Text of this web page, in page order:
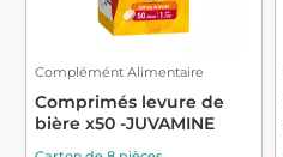
Complémént Alimentaire
Comprimés levure de
bière x50 -JUVAMINE